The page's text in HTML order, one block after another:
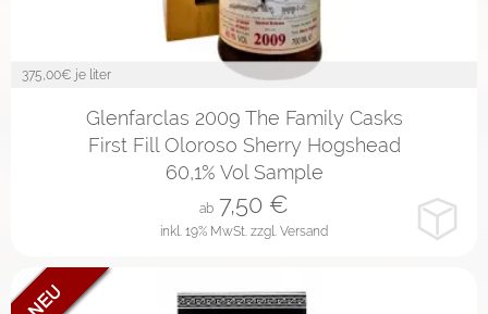
375,00€ je liter
Glenfarclas 2009 The Family Casks
First Fill Oloroso Sherry Hogshead
60,1% Vol Sample
inkl. 19% MwSt. zzgl. Versand
ab 7,50 €